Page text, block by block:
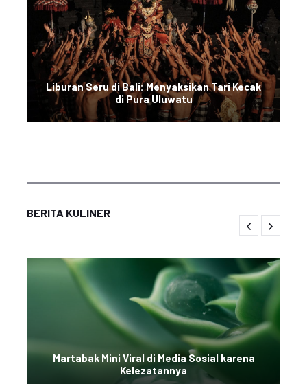
Liburan Seru di Bali: Menyaksikan Tari Kecak
di Pura Uluwatu
BERITA KULINER
Martabak Mini Viral di Media Sosial karena
Kelezatannya